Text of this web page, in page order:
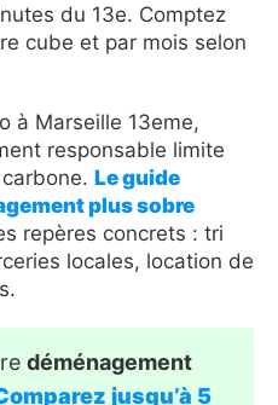
du 13e. Comptez
cube et par mois selon
à Marseille 13eme,
responsable limite
Le guide
plus sobre
repères concrets : tri
locales, location de
déménagement
jusqu’à 5